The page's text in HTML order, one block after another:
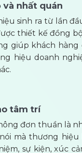
nhất quán
sinh ra từ lần
thiết kế đồng
giúp khách hàng
hiệu doanh
tâm trí
đơn thuần là
mà thương
sự kiện, xúc